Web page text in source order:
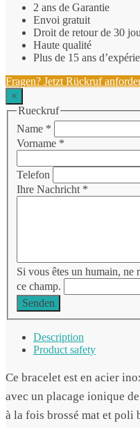
2 ans de Garantie
Envoi gratuit
Droit de retour de 30
Haute qualité
Plus de 15 ans
Fragen? Jetzt Rückruf
×
Rueckruf
Name *
Vorname *
Telefon
Ihre Nachricht *
Si vous êtes un humain, ne
ce champ.
Senden
Description
Product safety
Ce bracelet est en acier
avec un placage ionique
à la fois brossé mat et